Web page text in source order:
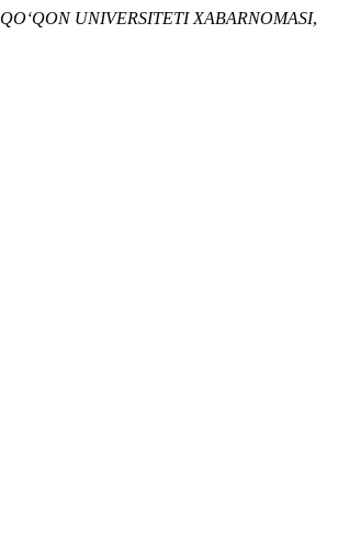
QO‘QON UNIVERSITETI XABARNOMASI,